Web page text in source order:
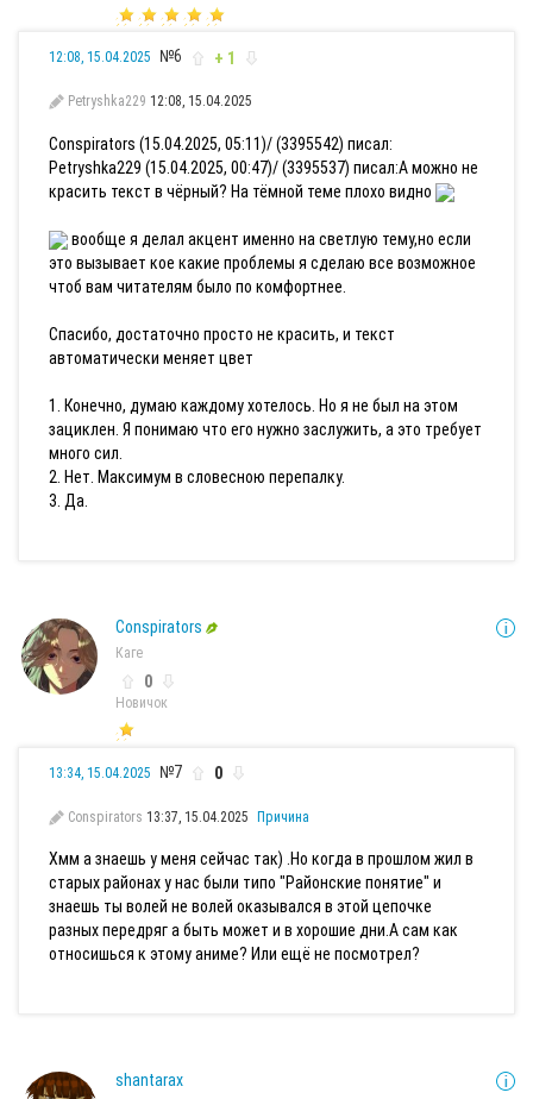
12:08, 15.04.2025 №6 + 1
Petryshka229 12:08, 15.04.2025
Conspirators (15.04.2025, 05:11)/ (3395542) писал:
Petryshka229 (15.04.2025, 00:47)/ (3395537) писал:А можно не
красить текст в чёрный? На тёмной теме плохо видно
вообще я делал акцент именно на светлую тему,но если
это вызывает кое какие проблемы я сделаю все возможное
чтоб вам читателям было по комфортнее.
Спасибо, достаточно просто не красить, и текст
автоматически меняет цвет
1. Конечно, думаю каждому хотелось. Но я не был на этом
зациклен. Я понимаю что его нужно заслужить, а это требует
много сил.
2. Нет. Максимум в словесною перепалку.
3. Да.
Conspirators
Каге
0
Новичок
13:34, 15.04.2025 №7 0
Conspirators 13:37, 15.04.2025 Причина
Хмм а знаешь у меня сейчас так) .Но когда в прошлом жил в
старых районах у нас были типо "Районские понятие" и
знаешь ты волей не волей оказывался в этой цепочке
разных передряг а быть может и в хорошие дни.А сам как
относишься к этому аниме? Или ещё не посмотрел?
shantarax